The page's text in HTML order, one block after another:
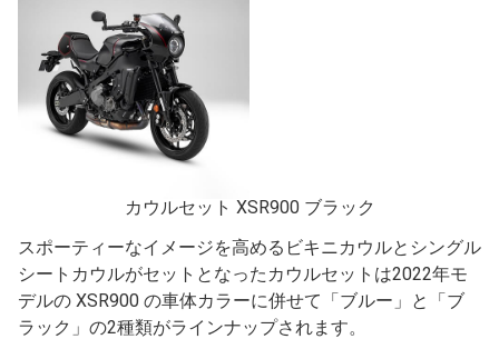
カウルセット XSR900 ブラック
スポーティーなイメージを高めるビキニカウルとシングル
シートカウルがセットとなったカウルセットは2022年モ
デルの XSR900 の車体カラーに併せて「ブルー」と「ブ
ラック」の2種類がラインナップされます。